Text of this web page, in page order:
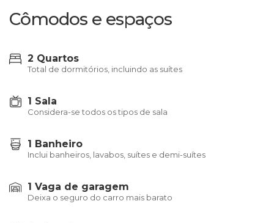
Cômodos e espaços
2 Quartos
Total de dormitórios, incluindo as suítes
1 Sala
Considera-se todos os tipos de sala
1 Banheiro
Inclui banheiros, lavabos, suítes e demi-suítes
1 Vaga de garagem
Deixa o seguro do carro mais barato